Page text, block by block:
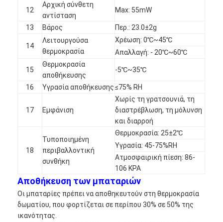
Γύρος εργοστασίων
Ποιοτικός έλεγχος
Μας ελάτε σε επαφή με
Ειδήσεις
μπαταρία λίθιου lifepo4
ιονικές επαναφορτιζόμενες μπαταρίες λίθιου
Μπαταρία Lithium Polymer
μπαταρίες ενεργειακής αποθήκευσης
12
Αρχική σύνθετη
αντίσταση
Max: 55mW
13 Βάρος Περ.: 23.0±2g
14
Λειτουργούσα
θερμοκρασία
Χρέωση: 0℃~45℃
Απαλλαγή: - 20℃~60℃
15
Θερμοκρασία
αποθήκευσης
-5℃~35℃
16 Υγρασία αποθήκευσης ≤75% RH
17 Εμφάνιση
Χωρίς τη γρατσουνιά, τη
διαστρέβλωση, τη μόλυνση
και διαρροή
18
Τυποποιημένη
περιβαλλοντική
συνθήκη
Θερμοκρασία: 25±2℃
Υγρασία: 45-75%RH
Ατμοσφαιρική πίεση: 86-
106 KPA
Αποθήκευση των μπαταριών
Οι μπαταρίες πρέπει να αποθηκευτούν στη θερμοκρασία
δωματίου, που φορτίζεται σε περίπου 30% σε 50% της
ικανότητας.